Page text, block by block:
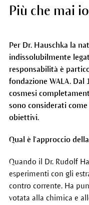
Più che mai
Per Dr. Hauschka la
indissolubilmente
responsabilità è
fondazione WALA.
cosmesi
sono considerati
obiettivi.
Qual è l'approccio
Quando il Dr. Rudolf
esperimenti con gli
contro corrente. Ha
votata alla chimica e